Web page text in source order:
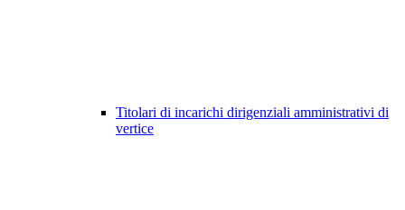
Titolari di incarichi dirigenziali amministrativi di
vertice